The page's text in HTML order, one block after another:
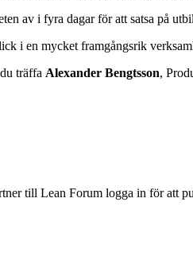
av i fyra dagar för att satsa på
i en mycket framgångsrik
träffa Alexander Bengtsson,
till Lean Forum logga in för att